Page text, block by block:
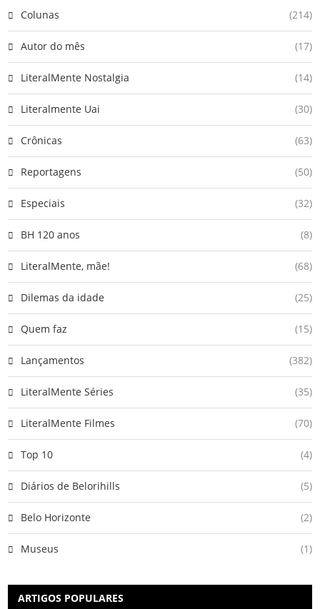
Colunas (214)
Autor do mês (17)
LiteralMente Nostalgia (14)
Literalmente Uai (30)
Crônicas (63)
Reportagens (50)
Especiais (32)
BH 120 anos (8)
LiteralMente, mãe! (68)
Dilemas da idade (25)
Quem faz (15)
Lançamentos (382)
LiteralMente Séries (35)
LiteralMente Filmes (70)
Top 10 (4)
Diários de Belorihills (5)
Belo Horizonte (2)
Museus (1)
ARTIGOS POPULARES